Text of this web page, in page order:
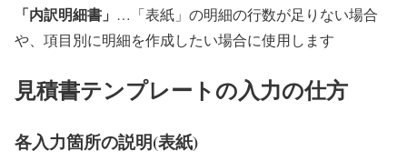
「内訳明細書」 …「表紙」の明細の行数が足りない場合
や、項目別に明細を作成したい場合に使用します
見積書テンプレートの入力の仕方
各入力箇所の説明(表紙)